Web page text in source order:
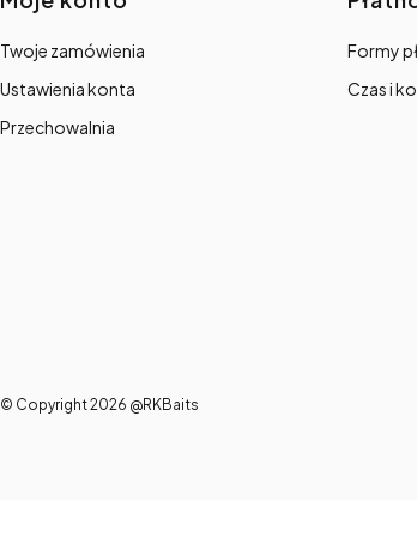
Linki w stopce
Twoje zamówienia
Ustawienia konta
Przechowalnia
Formy
Czas i
© Copyright 2026 @RKBaits